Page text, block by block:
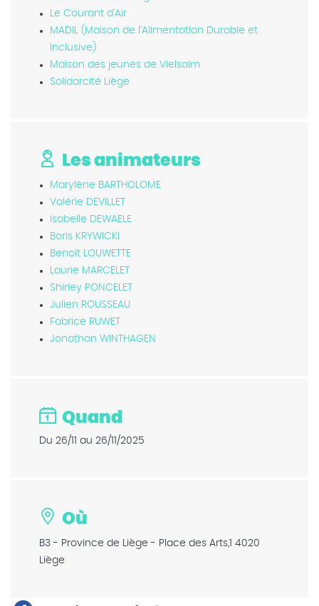
Le Courant d'Air
MADIL (Maison de l'Alimentation Durable et
Inclusive)
Maison des jeunes de Vielsalm
Solidarcité Liège
Les animateurs
Marylène BARTHOLOME
Valérie DEVILLET
Isabelle DEWAELE
Boris KRYWICKI
Benoît LOUWETTE
Laurie MARCELET
Shirley PONCELET
Julien ROUSSEAU
Fabrice RUWET
Jonathan WINTHAGEN
Quand
Du 26/11 au 26/11/2025
Où
B3 - Province de Liège - Place des Arts,1 4020
Liège